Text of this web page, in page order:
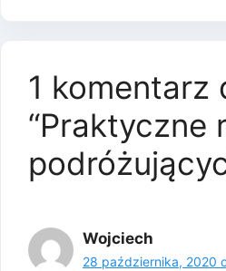
1 komentarz
“Praktyczne
Wojciech
28 października, 2020